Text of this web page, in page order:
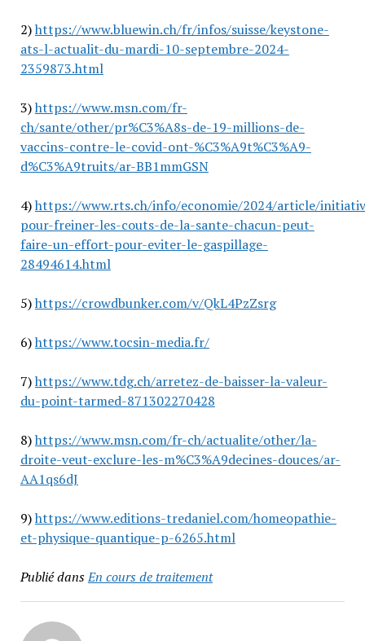
2)https://www.bluewin.ch/fr/infos/suisse/keystone-
ats-l-actualit-du-mardi-10-septembre-2024-
2359873.html
3)https://www.msn.com/fr-
ch/sante/other/pr%C3%A8s-de-19-millions-de-
vaccins-contre-le-covid-ont-%C3%A9t%C3%A9-
d%C3%A9truits/ar-BB1mmGSN
4)https://www.rts.ch/info/economie/2024/article/
pour-freiner-les-couts-de-la-sante-chacun-peut-
faire-un-effort-pour-eviter-le-gaspillage-
28494614.html
5)https://crowdbunker.com/v/QkL4PzZsrg
6)https://www.tocsin-media.fr/
7)https://www.tdg.ch/arretez-de-baisser-la-valeur-
du-point-tarmed-871302270428
8)https://www.msn.com/fr-ch/actualite/other/la-
droite-veut-exclure-les-m%C3%A9decines-douces/ar-
AA1qs6dJ
9)https://www.editions-tredaniel.com/homeopathie-
et-physique-quantique-p-6265.html
Publié dansEn cours de traitement